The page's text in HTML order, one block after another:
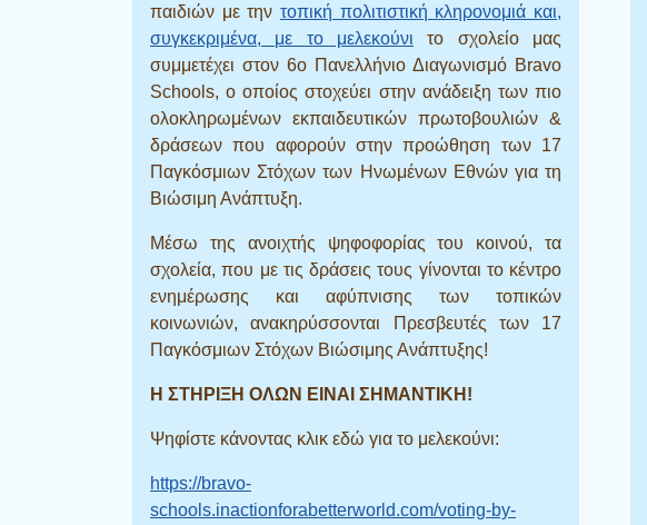
παιδιών με την τοπική πολιτιστική κληρονομιά και,
συγκεκριμένα, με το μελεκούνι το σχολείο μας
συμμετέχει στον 6ο Πανελλήνιο Διαγωνισμό Bravo
Schools, ο οποίος στοχεύει στην ανάδειξη των πιο
ολοκληρωμένων εκπαιδευτικών πρωτοβουλιών &
δράσεων που αφορούν στην προώθηση των 17
Παγκόσμιων Στόχων των Ηνωμένων Εθνών για τη
Βιώσιμη Ανάπτυξη.
Μέσω της ανοιχτής ψηφοφορίας του κοινού, τα
σχολεία, που με τις δράσεις τους γίνονται το κέντρο
ενημέρωσης και αφύπνισης των τοπικών
κοινωνιών, ανακηρύσσονται Πρεσβευτές των 17
Παγκόσμιων Στόχων Βιώσιμης Ανάπτυξης!
Η ΣΤΗΡΙΞΗ ΟΛΩΝ ΕΙΝΑΙ ΣΗΜΑΝΤΙΚΗ!
Ψηφίστε κάνοντας κλικ εδώ για το μελεκούνι:
https://bravo-
schools.inactionforabetterworld.com/voting-by-